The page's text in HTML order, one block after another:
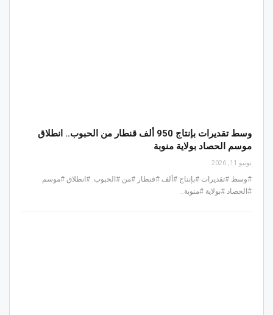
وسط تقديرات بإنتاج 950 ألف قنطار من الحبوب.. انطلاق
موسم الحصاد بولاية منوبة
يونيو 11, 2026
#وسط #تقديرات #بإنتاج #ألف #قنطار #من #الحبوب. #انطلاق #موسم
#الحصاد #بولاية #منوبة…